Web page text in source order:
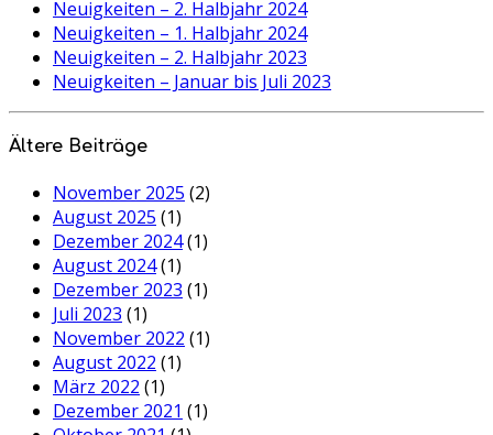
Neuigkeiten – 2. Halbjahr 2024
Neuigkeiten – 1. Halbjahr 2024
Neuigkeiten – 2. Halbjahr 2023
Neuigkeiten – Januar bis Juli 2023
Ältere Beiträge
November 2025 (2)
August 2025 (1)
Dezember 2024(1)
August 2024(1)
Dezember 2023 (1)
Juli 2023 (1)
November 2022 (1)
August 2022 (1)
März 2022 (1)
Dezember 2021 (1)